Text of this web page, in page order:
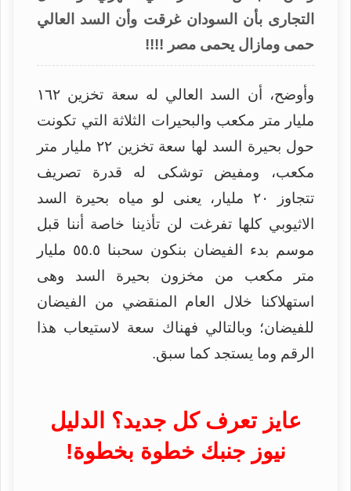
التجارى بأن السودان غرقت وأن السد العالي
حمى ومازال يحمى مصر !!!!
وأوضح، أن السد العالي له سعة تخزين ١٦٢
مليار متر مكعب والبحيرات الثلاثة التي تكونت
حول بحيرة السد لها سعة تخزين ٢٢ مليار متر
مكعب، ومفيض توشكى له قدرة تصريف
تتجاوز ٢٠ مليار، يعنى لو مياه بحيرة السد
الاثيوبي كلها تفرغت لن تأذينا خاصة أننا قبل
موسم بدء الفيضان بنكون سحبنا ٥٥.٥ مليار
متر مكعب من مخزون بحيرة السد وهى
استهلاكنا خلال العام المنقضي من الفيضان
للفيضان؛ وبالتالي فهناك سعة لاستيعاب هذا
الرقم وما يستجد كما سبق.
عايز تعرف كل جديد؟ الدليل
نيوز جنبك خطوة بخطوة!